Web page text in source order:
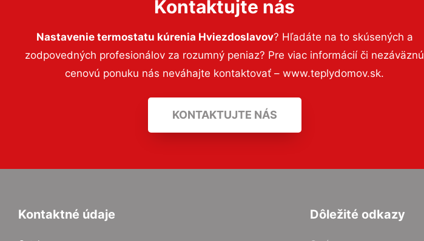
Kontaktujte nás
Nastavenie termostatu kúrenia Hviezdoslavov? Hľadáte na to skúsených a
zodpovedných profesionálov za rozumný peniaz? Pre viac informácií či nezáväznú
cenovú ponuku nás neváhajte kontaktovať – www.teplydomov.sk.
KONTAKTUJTE NÁS
Kontaktné údaje Dôležité odkazy